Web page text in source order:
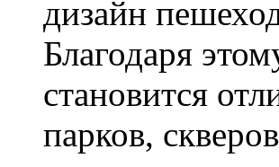
дизайн
Благодаря
становится
парков,